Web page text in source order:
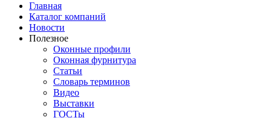
Главная
Каталог компаний
Новости
Полезное
Оконные профили
Оконная фурнитура
Статьи
Словарь терминов
Видео
Выставки
ГОСТы